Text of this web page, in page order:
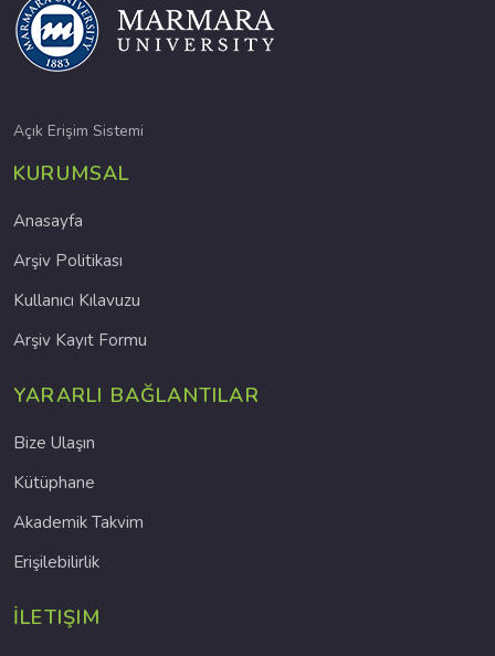
Açık Erişim Sistemi
KURUMSAL
Anasayfa
Arşiv Politikası
Kullanıcı Kılavuzu
Arşiv Kayıt Formu
YARARLI BAĞLANTILAR
Bize Ulaşın
Kütüphane
Akademik Takvim
Erişilebilirlik
İLETIŞIM